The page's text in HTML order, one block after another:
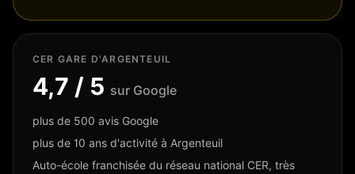
CER GARE D'ARGENTEUIL
4,7 / 5 sur Google
plus de 500 avis Google
plus de 10 ans d'activité à Argenteuil
Auto-école franchisée du réseau national CER, très